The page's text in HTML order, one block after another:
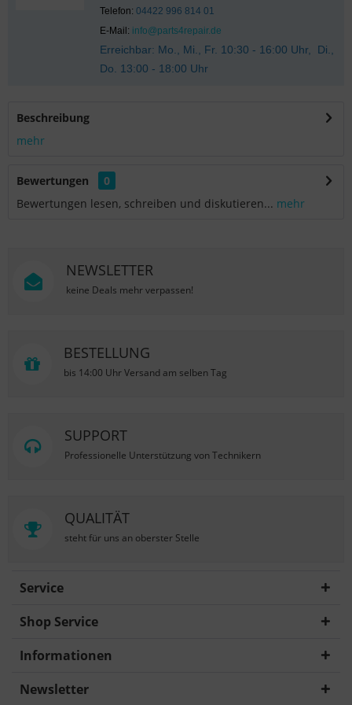
Telefon: 04422 996 814 01
E-Mail: info@parts4repair.de
Erreichbar: Mo., Mi., Fr. 10:30 - 16:00 Uhr, Di.,
Do. 13:00 - 18:00 Uhr
Beschreibung
mehr
Bewertungen
0
Bewertungen lesen, schreiben und diskutieren... mehr
NEWSLETTER
keine Deals mehr verpassen!
BESTELLUNG
bis 14:00 Uhr Versand am selben Tag
SUPPORT
Professionelle Unterstützung von Technikern
QUALITÄT
steht für uns an oberster Stelle
Service
Shop Service
Informationen
Newsletter